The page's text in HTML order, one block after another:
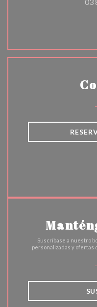
Suscríbase a nuestro
personalizadas y ofertas